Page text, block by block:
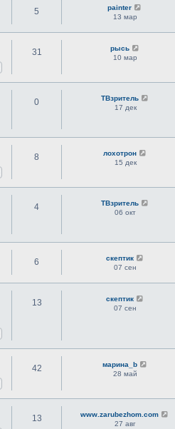
5
painter
13 мар
31
рысь
10 мар
0
ТВзритель
17 дек
8
лохотрон
15 дек
4
ТВзритель
06 окт
6
скептик
07 сен
13
скептик
07 сен
42
марина_b
28 май
13
www.zarubezhom.com
27 авг